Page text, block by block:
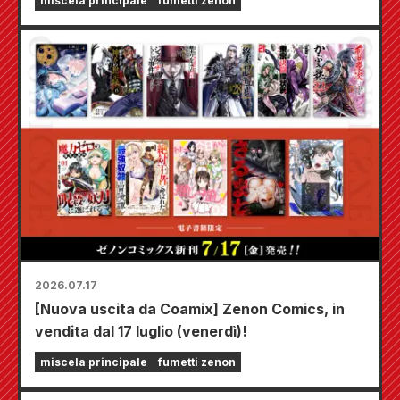
schermo, tra cui "Scegli il tuo primo capitolo
gratuito" e "Aggiornamenti giornalieri"!
2026.07.17
[Nuova uscita da Coamix] Zenon Comics, in
vendita dal 17 luglio (venerdì)!
miscela principale fumetti zenon